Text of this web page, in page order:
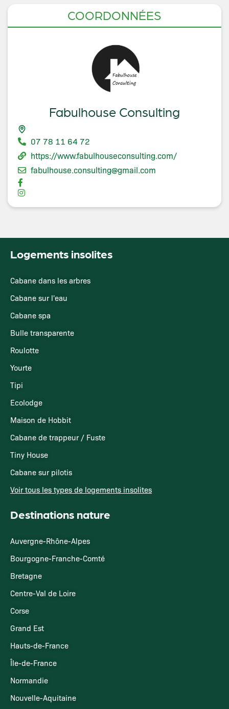
COORDONNÉES
Fabulhouse Consulting
07 78 11 64 72
https://www.fabulhouseconsulting.com/
fabulhouse.consulting@gmail.com
Logements insolites
Cabane dans les arbres
Cabane sur l'eau
Cabane spa
Bulle transparente
Roulotte
Yourte
Tipi
Ecolodge
Maison de Hobbit
Cabane de trappeur / Fuste
Tiny House
Cabane sur pilotis
Voir tous les types de logements insolites
Destinations nature
Auvergne-Rhône-Alpes
Bourgogne-Franche-Comté
Bretagne
Centre-Val de Loire
Corse
Grand Est
Hauts-de-France
Île-de-France
Normandie
Nouvelle-Aquitaine